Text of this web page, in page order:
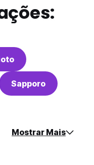
Sapporo
Mostrar Mais